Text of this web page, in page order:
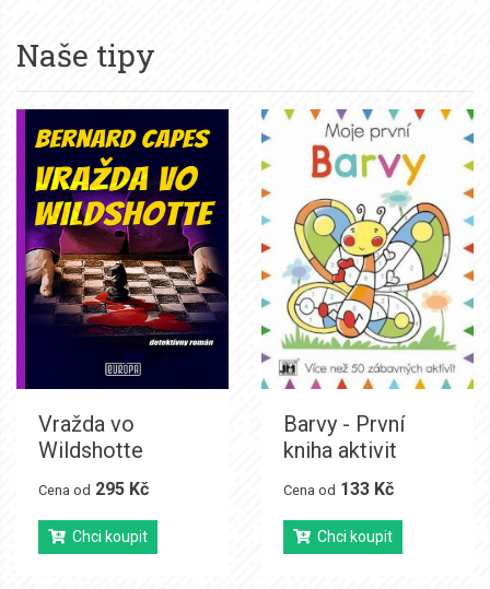
Naše tipy
Vražda vo
Wildshotte
Cena od 295 Kč
Chci koupit
Barvy - První
kniha aktivit
Cena od 133 Kč
Chci koupit